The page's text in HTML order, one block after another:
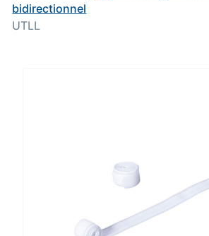
bidirectionnel
UTLL